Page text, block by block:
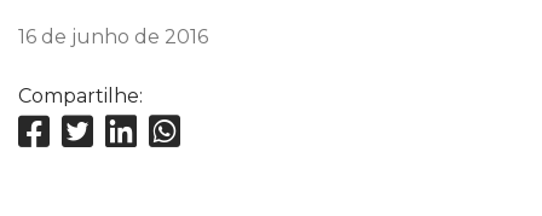
16 de junho de 2016
Compartilhe: